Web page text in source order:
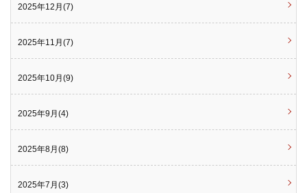
2025年12月(7)
2025年11月(7)
2025年10月(9)
2025年9月(4)
2025年8月(8)
2025年7月(3)